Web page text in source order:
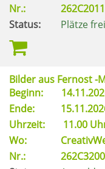
Nr.:
262C2011
Status:
Plätze frei
Bilder aus Fernost -
Beginn:
Ende:
Uhrzeit:
11.00
Wo:
Nr.:
262C3200